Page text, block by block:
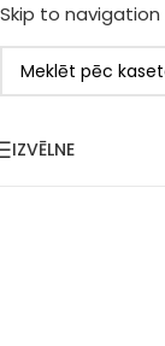
Skip to navigation
IZVĒLNE